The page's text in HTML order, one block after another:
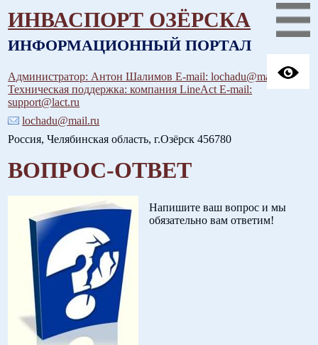
ИНВАСПОРТ ОЗЁРСКА
ИНФОРМАЦИОННЫЙ ПОРТАЛ
Администратор: Антон Шалимов E-mail: lochadu@mail.ru
Техническая поддержка: компания LineAct E-mail:
support@lact.ru
lochadu@mail.ru
Россия, Челябинская область, г.Озёрск 456780
ВОПРОС-ОТВЕТ
Напишите ваш вопрос и мы
обязательно вам ответим!